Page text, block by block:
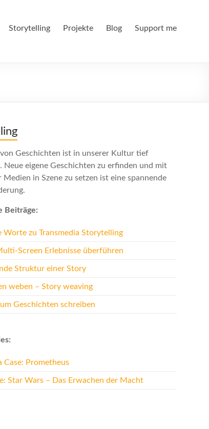
Storytelling Projekte Blog Support me
von Geschichten ist in unserer Kultur tief
Neue eigene Geschichten zu erfinden und mit
Medien in Szene zu setzen ist eine spannende
Beiträge:
Worte zu Transmedia Storytelling
Screen Erlebnisse überführen
Struktur einer Story
weben – Story weaving
Geschichten schreiben
Case: Prometheus
Star Wars – Das Erwachen der Macht